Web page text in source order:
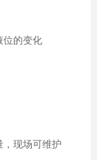
位的变化
现场可维护